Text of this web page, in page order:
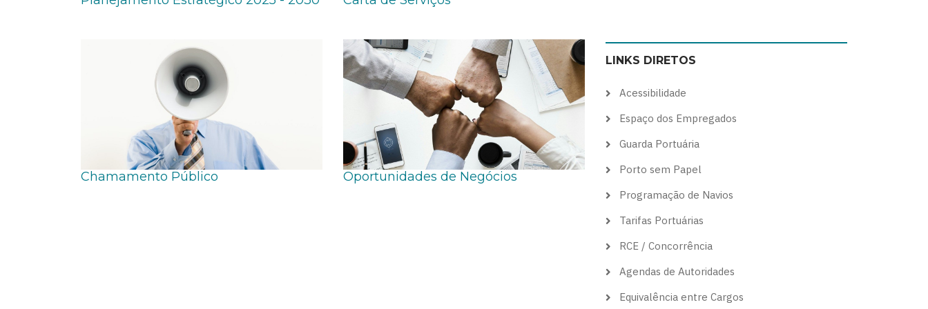
Chamamento Público Oportunidades de Negócios
color
theme
blue
theme
high
visibility
soft
theme
LINKS DIRETOS
Acessibilidade
Espaço dos Empregados
Guarda Portuária
Porto sem Papel
Programação de Navios
Tarifas Portuárias
RCE / Concorrência
Agendas de Autoridades
Equivalência entre Cargos